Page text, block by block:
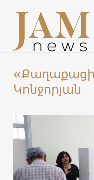
Կոնջորյան